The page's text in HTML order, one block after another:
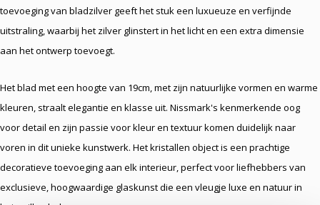
toevoeging van bladzilver geeft het stuk een luxueuze en verfijnde
uitstraling, waarbij het zilver glinstert in het licht en een extra dimensie
aan het ontwerp toevoegt.
Het blad met een hoogte van 19cm, met zijn natuurlijke vormen en warme
kleuren, straalt elegantie en klasse uit. Nissmark's kenmerkende oog
voor detail en zijn passie voor kleur en textuur komen duidelijk naar
voren in dit unieke kunstwerk. Het kristallen object is een prachtige
decoratieve toevoeging aan elk interieur, perfect voor liefhebbers van
exclusieve, hoogwaardige glaskunst die een vleugje luxe en natuur in